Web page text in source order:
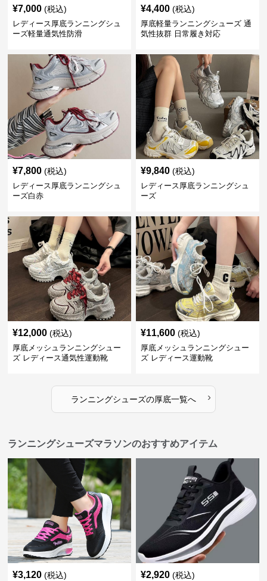
¥7,000 (税込)
レディース厚底ランニングシュ
ーズ軽量通気性防滑
¥4,400 (税込)
厚底軽量ランニングシューズ 通
気性抜群 日常履き対応
¥7,800 (税込)
レディース厚底ランニングシュ
ーズ白赤
¥9,840 (税込)
レディース厚底ランニングシュ
ーズ
¥12,000 (税込)
厚底メッシュランニングシュー
ズ レディース通気性運動靴
¥11,600 (税込)
厚底メッシュランニングシュー
ズ レディース運動靴
ランニングシューズの厚底一覧へ ›
ランニングシューズマラソンのおすすめアイテム
¥3,120 (税込) ¥2,920 (税込)